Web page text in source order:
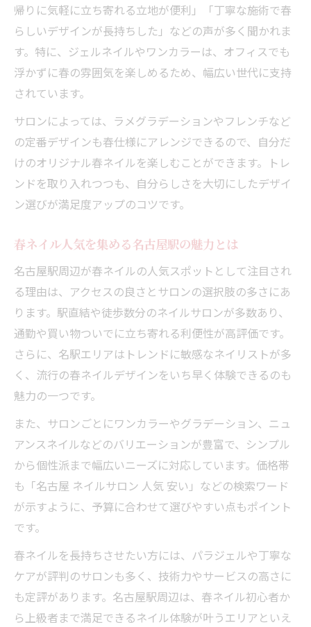
帰りに気軽に立ち寄れる立地が便利」「丁寧な施術で春
らしいデザインが長持ちした」などの声が多く聞かれま
す。特に、ジェルネイルやワンカラーは、オフィスでも
浮かずに春の雰囲気を楽しめるため、幅広い世代に支持
されています。
サロンによっては、ラメグラデーションやフレンチなど
の定番デザインも春仕様にアレンジできるので、自分だ
けのオリジナル春ネイルを楽しむことができます。トレ
ンドを取り入れつつも、自分らしさを大切にしたデザイ
ン選びが満足度アップのコツです。
春ネイル人気を集める名古屋駅の魅力とは
名古屋駅周辺が春ネイルの人気スポットとして注目され
る理由は、アクセスの良さとサロンの選択肢の多さにあ
ります。駅直結や徒歩数分のネイルサロンが多数あり、
通勤や買い物ついでに立ち寄れる利便性が高評価です。
さらに、名駅エリアはトレンドに敏感なネイリストが多
く、流行の春ネイルデザインをいち早く体験できるのも
魅力の一つです。
また、サロンごとにワンカラーやグラデーション、ニュ
アンスネイルなどのバリエーションが豊富で、シンプル
から個性派まで幅広いニーズに対応しています。価格帯
も「名古屋 ネイルサロン 人気 安い」などの検索ワード
が示すように、予算に合わせて選びやすい点もポイント
です。
春ネイルを長持ちさせたい方には、パラジェルや丁寧な
ケアが評判のサロンも多く、技術力やサービスの高さに
も定評があります。名古屋駅周辺は、春ネイル初心者か
ら上級者まで満足できるネイル体験が叶うエリアといえ